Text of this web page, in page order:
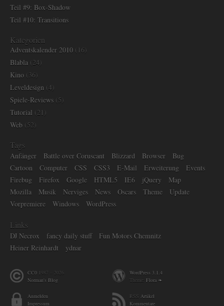
Teil #9: Box-Shadow
Teil #10: Transitions
Kategorien
Adventskalender 2010 (16)
Blabla (24)
Kino (36)
Leveldesign (4)
Spiele-Reviews (5)
Tutorial (21)
Web (52)
Tags
Anfänger Battle over Coruscant Blizzard Browser
Bug
Cartoon
Computer CSS CSS3 E-Mail Erweiterung
Events
Firebug
Firefox Google HTML5 IE6 jQuery
Map
Mozilla
Musik Nerviges News Oscars Theme
Update
Vorpremiere
Windows WordPress
Links
DJ Necrox fancy daily stuff
Fun Motors Chemnitz
Heiner Reinhardt
ydnar
CC0 1987 – 2026
Norman's Blog
WordPress 3.1.4
Theme: Flora ❧
Anmelden
Impressum
RSS Artikel
Kommentare